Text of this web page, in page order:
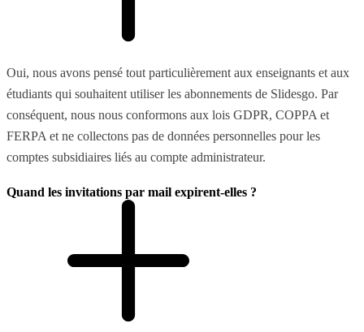
Oui, nous avons pensé tout particulièrement aux enseignants et aux
étudiants qui souhaitent utiliser les abonnements de Slidesgo. Par
conséquent, nous nous conformons aux lois GDPR, COPPA et
FERPA et ne collectons pas de données personnelles pour les
comptes subsidiaires liés au compte administrateur.
Quand les invitations par mail expirent-elles ?